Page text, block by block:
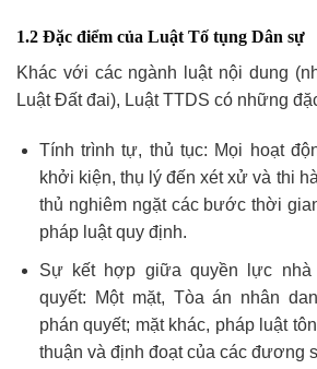
1.2 Đặc điểm của Luật Tố tụng Dân sự
Khác với các ngành luật nội dung
Luật Đất đai), Luật TTDS có những
Tính trình tự, thủ tục: Mọi hoạt
khởi kiện, thụ lý đến xét xử và thi
thủ nghiêm ngặt các bước thời
pháp luật quy định.
Sự kết hợp giữa quyền lực
quyết: Một mặt, Tòa án nhân
phán quyết; mặt khác, pháp luật
thuận và định đoạt của các đương